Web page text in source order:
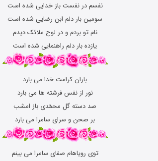
نفسم در نفست باز خدایی شده است
سومین بار دلم ابن رضایی شده است
نام تو بردم و در لوح ملائک دیدم
یازده بار دلم راهنمایی شده است
باران کرامت خدا می بارد
نور از نفس فرشته ها می بارد
صد دسته گل محمّدی باز امشب
بر صحن و سرای سامرا می بارد
توی رویاهام صفای سامرا می بینم